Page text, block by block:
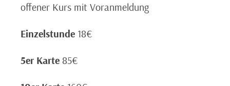
offener Kurs mit Voranmeldung
Einzelstunde 18€
5er Karte 85€